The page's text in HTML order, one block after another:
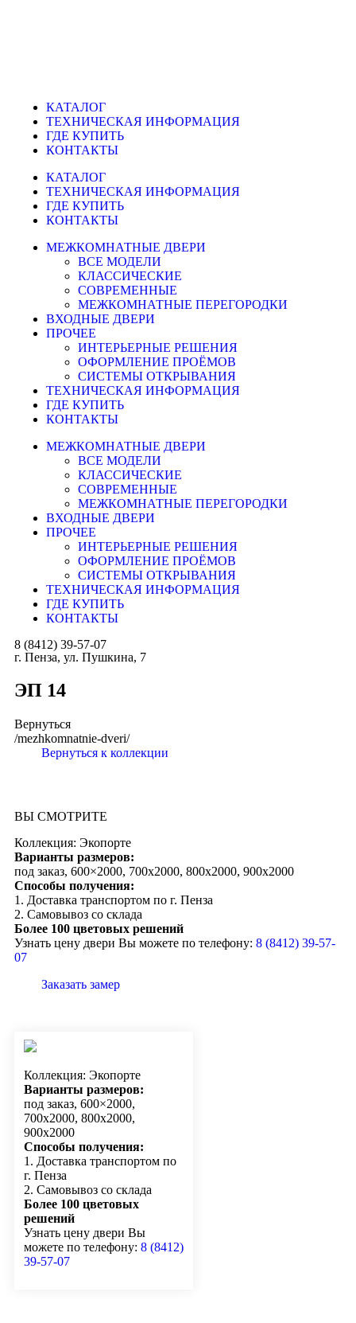
КАТАЛОГ
ТЕХНИЧЕСКАЯ ИНФОРМАЦИЯ
ГДЕ КУПИТЬ
КОНТАКТЫ
КАТАЛОГ
ТЕХНИЧЕСКАЯ ИНФОРМАЦИЯ
ГДЕ КУПИТЬ
КОНТАКТЫ
МЕЖКОМНАТНЫЕ ДВЕРИ
ВСЕ МОДЕЛИ
КЛАССИЧЕСКИЕ
СОВРЕМЕННЫЕ
МЕЖКОМНАТНЫЕ ПЕРЕГОРОДКИ
ВХОДНЫЕ ДВЕРИ
ПРОЧЕЕ
ИНТЕРЬЕРНЫЕ РЕШЕНИЯ
ОФОРМЛЕНИЕ ПРОЁМОВ
СИСТЕМЫ ОТКРЫВАНИЯ
ТЕХНИЧЕСКАЯ ИНФОРМАЦИЯ
ГДЕ КУПИТЬ
КОНТАКТЫ
МЕЖКОМНАТНЫЕ ДВЕРИ
ВСЕ МОДЕЛИ
КЛАССИЧЕСКИЕ
СОВРЕМЕННЫЕ
МЕЖКОМНАТНЫЕ ПЕРЕГОРОДКИ
ВХОДНЫЕ ДВЕРИ
ПРОЧЕЕ
ИНТЕРЬЕРНЫЕ РЕШЕНИЯ
ОФОРМЛЕНИЕ ПРОЁМОВ
СИСТЕМЫ ОТКРЫВАНИЯ
ТЕХНИЧЕСКАЯ ИНФОРМАЦИЯ
ГДЕ КУПИТЬ
КОНТАКТЫ
8 (8412) 39-57-07
г. Пенза, ул. Пушкина, 7
ЭП 14
Вернуться
/mezhkomnatnie-dveri/
Вернуться к коллекции
ВЫ СМОТРИТЕ
Коллекция: Экопорте
Варианты размеров:
под заказ, 600×2000, 700х2000, 800х2000, 900х2000
Способы получения:
1. Доставка транспортом по г. Пенза
2. Самовывоз со склада
Более 100 цветовых решений
Узнать цену двери Вы можете по телефону: 8 (8412) 39-57-
07
Заказать замер
Коллекция: Экопорте
Варианты размеров:
под заказ, 600×2000,
700х2000, 800х2000,
900х2000
Способы получения:
1. Доставка транспортом по
г. Пенза
2. Самовывоз со склада
Более 100 цветовых
решений
Узнать цену двери Вы
можете по телефону: 8 (8412)
39-57-07